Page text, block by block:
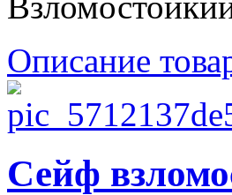
Описание
Сейф